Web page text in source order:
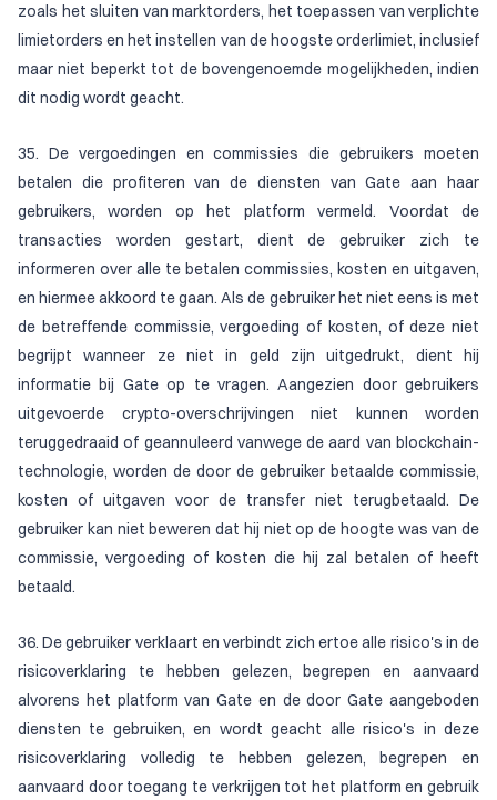
zoals het sluiten van marktorders, het toepassen van verplichte
limietorders en het instellen van de hoogste orderlimiet, inclusief
maar niet beperkt tot de bovengenoemde mogelijkheden, indien
dit nodig wordt geacht.
35. De vergoedingen en commissies die gebruikers moeten
betalen die profiteren van de diensten van Gate aan haar
gebruikers, worden op het platform vermeld. Voordat de
transacties worden gestart, dient de gebruiker zich te
informeren over alle te betalen commissies, kosten en uitgaven,
en hiermee akkoord te gaan. Als de gebruiker het niet eens is met
de betreffende commissie, vergoeding of kosten, of deze niet
begrijpt wanneer ze niet in geld zijn uitgedrukt, dient hij
informatie bij Gate op te vragen. Aangezien door gebruikers
uitgevoerde crypto-overschrijvingen niet kunnen worden
teruggedraaid of geannuleerd vanwege de aard van blockchain-
technologie, worden de door de gebruiker betaalde commissie,
kosten of uitgaven voor de transfer niet terugbetaald. De
gebruiker kan niet beweren dat hij niet op de hoogte was van de
commissie, vergoeding of kosten die hij zal betalen of heeft
betaald.
36. De gebruiker verklaart en verbindt zich ertoe alle risico's in de
risicoverklaring te hebben gelezen, begrepen en aanvaard
alvorens het platform van Gate en de door Gate aangeboden
diensten te gebruiken, en wordt geacht alle risico's in deze
risicoverklaring volledig te hebben gelezen, begrepen en
aanvaard door toegang te verkrijgen tot het platform en gebruik